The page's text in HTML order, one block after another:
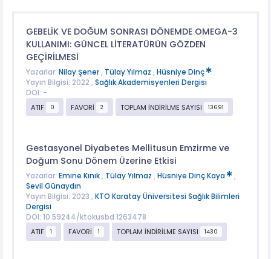
GEBELİK VE DOĞUM SONRASI DÖNEMDE OMEGA-3
KULLANIMI: GÜNCEL LİTERATÜRÜN GÖZDEN
GEÇİRİLMESİ
Yazarlar: Nilay Şener, Tülay Yılmaz , Hüsniye Dinç
Yayın Bilgisi: 2022 , Sağlık Akademisyenleri Dergisi
DOI: -
ATIF
0 FAVORİ 2 TOPLAM İNDİRİLME SAYISI 13691
Gestasyonel Diyabetes Mellitusun Emzirme ve
Doğum Sonu Dönem Üzerine Etkisi
Yazarlar: Emine Kınık, Tülay Yılmaz , Hüsniye Dinç Kaya
,
Sevil Günaydın
Yayın Bilgisi: 2023 , KTO Karatay Üniversitesi Sağlık Bilimleri
Dergisi
DOI: 10.59244/ktokusbd.1263478
ATIF
1 FAVORİ 1 TOPLAM İNDİRİLME SAYISI 1430